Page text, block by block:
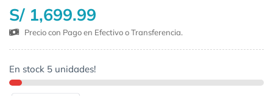
S/ 1,699.99
Precio con Pago en Efectivo o Transferencia.
En stock 5 unidades!